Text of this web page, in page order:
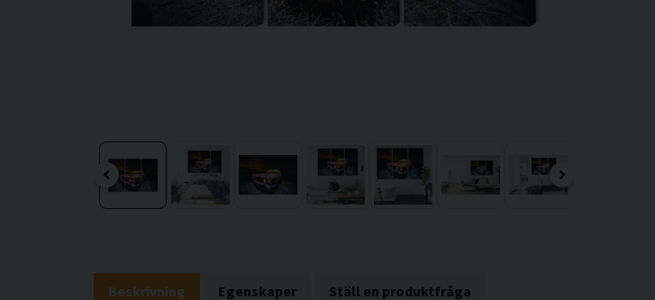
Beskrivning Egenskaper Ställ en produktfråga